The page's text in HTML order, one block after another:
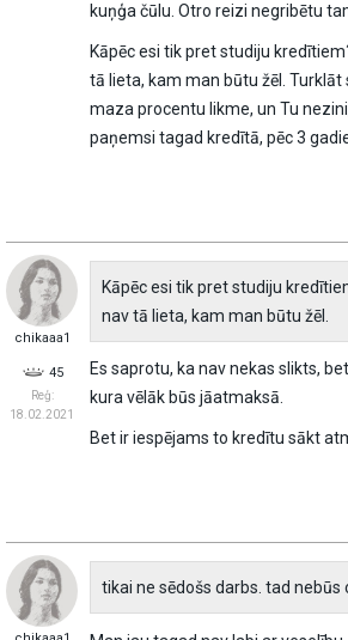
kuņģa čūlu. Otro reizi negribētu
Kāpēc esi tik pret studiju
tā lieta, kam man būtu žēl.
maza procentu likme, un Tu
paņemsi tagad kredītā, pēc 3
chikaaa1
45
Reģ:
18.02.2021
Kāpēc esi tik pret studiju
nav tā lieta, kam man būtu žēl.
Es saprotu, ka nav nekas slikts,
kura vēlāk būs jāatmaksā.
Bet ir iespējams to kredītu sākt
tikai ne sēdošs darbs. tad nebūs